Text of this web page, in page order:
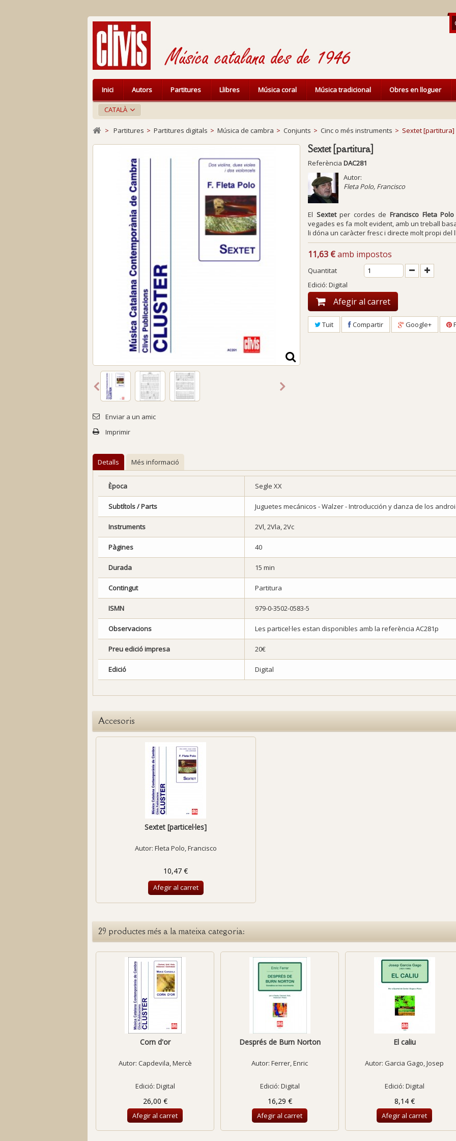
CATALÀ
Inici Autors Partitures Llibres Música coral Música tradicional Obres en lloguer
> Partitures > Partitures digitals > Música de cambra > Conjunts > Cinc o més instruments > Sextet [partitura]
Enviar a un amic
Imprimir
Sextet [partitura]
Referència DAC281
Autor:
Fleta Polo, Francisco
El Sextetper cordes deFrancisco Fleta Polo
vegades es fa molt evident, amb un treball
li dóna un caràcter fresc i directe molt propi del
11,63 €amb impostos
Quantitat
Edició: Digital
Afegir al carret
Tuit Compartir Google+
Detalls Més informació
Època Segle XX
Subtítols / Parts Juguetes mecánicos - Walzer - Introducción y danza de los
Instruments 2Vl, 2Vla, 2Vc
Pàgines 40
Durada 15 min
Contingut Partitura
ISMN 979-0-3502-0583-5
Observacions Les particel·les estan disponibles amb la referència AC281p
Preu edició impresa 20€
Edició Digital
Accesoris
Sextet [particel·les]
Autor: Fleta Polo, Francisco
10,47 €
Afegir al carret
29 productes més a la mateixa categoria:
Corn d'or
Autor: Capdevila, Mercè
Edició: Digital
26,00 €
Afegir al carret
Després de Burn Norton
Autor: Ferrer, Enric
Edició: Digital
16,29 €
Afegir al carret
El caliu
Autor: Garcia Gago, Josep
Edició: Digital
8,14 €
Afegir al carret